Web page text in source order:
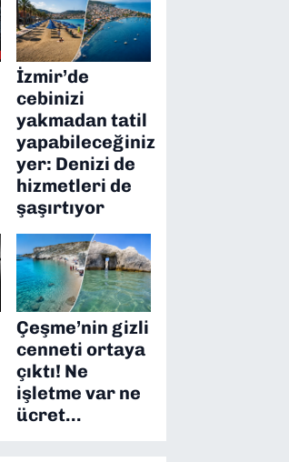
İzmir’de
cebinizi
yakmadan tatil
yapabileceğiniz
yer: Denizi de
hizmetleri de
şaşırtıyor
Çeşme’nin gizli
cenneti ortaya
çıktı! Ne
işletme var ne
ücret…